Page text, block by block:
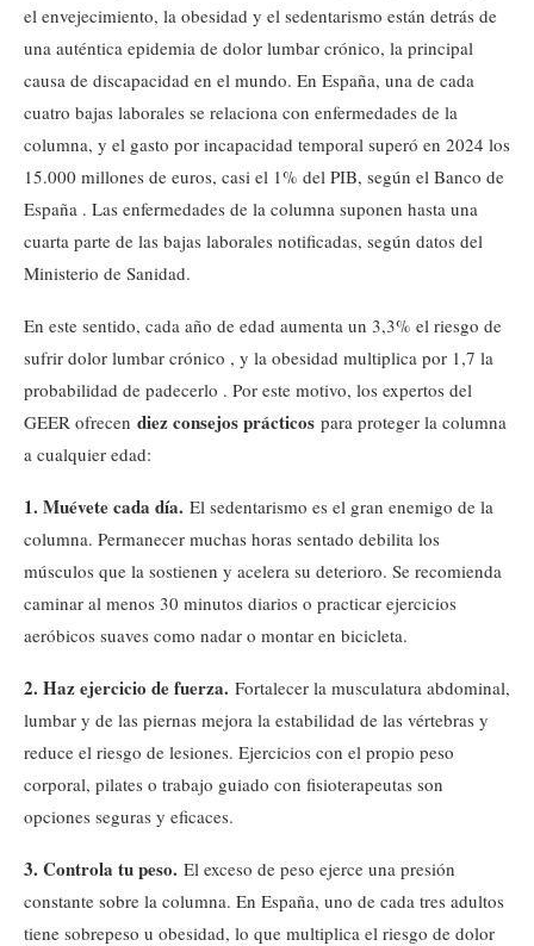
el envejecimiento, la obesidad y el sedentarismo están detrás de
una auténtica epidemia de dolor lumbar crónico, la principal
causa de discapacidad en el mundo. En España, una de cada
cuatro bajas laborales se relaciona con enfermedades de la
columna, y el gasto por incapacidad temporal superó en 2024 los
15.000 millones de euros, casi el 1% del PIB, según el Banco de
España . Las enfermedades de la columna suponen hasta una
cuarta parte de las bajas laborales notificadas, según datos del
Ministerio de Sanidad.
En este sentido, cada año de edad aumenta un 3,3% el riesgo de
sufrir dolor lumbar crónico , y la obesidad multiplica por 1,7 la
probabilidad de padecerlo . Por este motivo, los expertos del
GEER ofrecen diez consejos prácticos para proteger la columna
a cualquier edad:
1. Muévete cada día. El sedentarismo es el gran enemigo de la
columna. Permanecer muchas horas sentado debilita los
músculos que la sostienen y acelera su deterioro. Se recomienda
caminar al menos 30 minutos diarios o practicar ejercicios
aeróbicos suaves como nadar o montar en bicicleta.
2. Haz ejercicio de fuerza. Fortalecer la musculatura abdominal,
lumbar y de las piernas mejora la estabilidad de las vértebras y
reduce el riesgo de lesiones. Ejercicios con el propio peso
corporal, pilates o trabajo guiado con fisioterapeutas son
opciones seguras y eficaces.
3. Controla tu peso. El exceso de peso ejerce una presión
constante sobre la columna. En España, uno de cada tres adultos
tiene sobrepeso u obesidad, lo que multiplica el riesgo de dolor